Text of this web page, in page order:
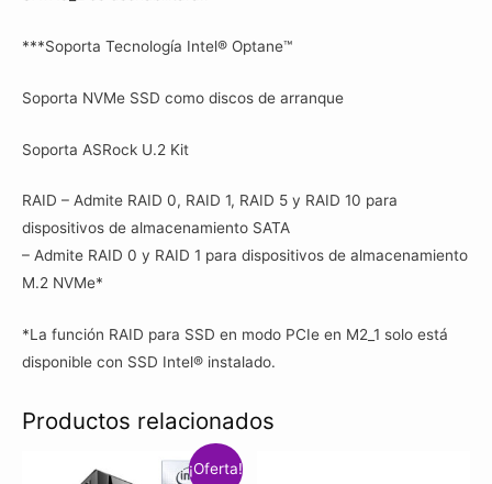
***Soporta Tecnología Intel® Optane™
Soporta NVMe SSD como discos de arranque
Soporta ASRock U.2 Kit
RAID – Admite RAID 0, RAID 1, RAID 5 y RAID 10 para
dispositivos de almacenamiento SATA
– Admite RAID 0 y RAID 1 para dispositivos de almacenamiento
M.2 NVMe*
*La función RAID para SSD en modo PCIe en M2_1 solo está
disponible con SSD Intel® instalado.
Productos relacionados
¡Oferta!